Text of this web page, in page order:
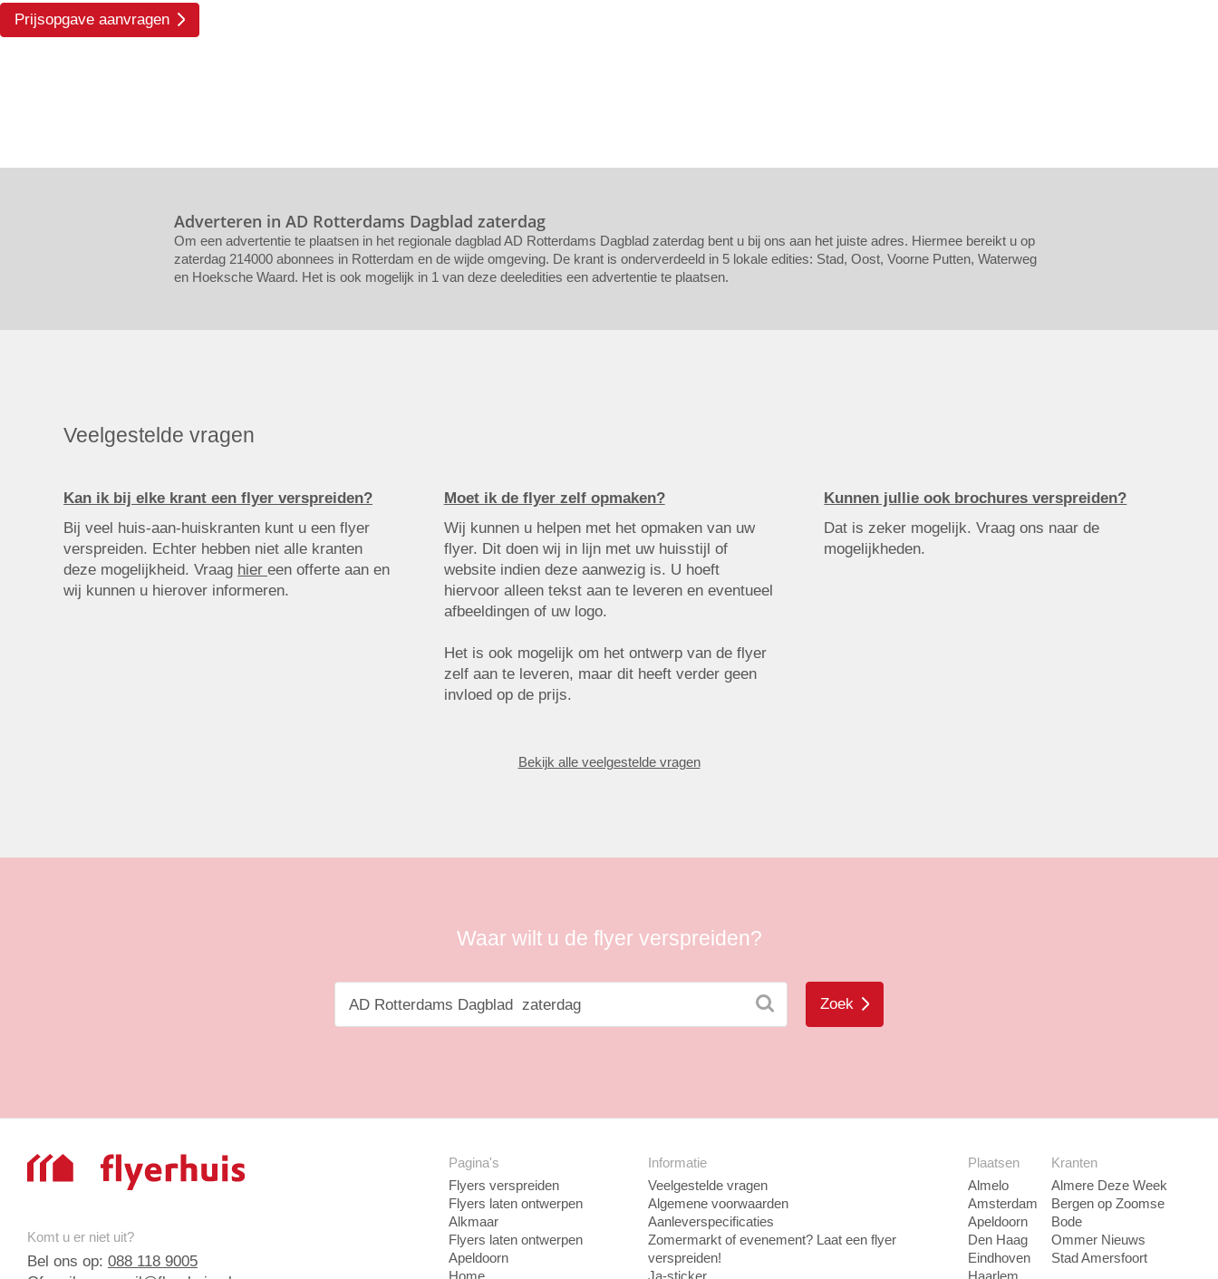
Prijsopgave aanvragen
Adverteren in AD Rotterdams Dagblad zaterdag
Om een advertentie te plaatsen in het regionale dagblad AD Rotterdams Dagblad zaterdag bent u bij ons aan het juiste adres. Hiermee bereikt u op
zaterdag 214000 abonnees in Rotterdam en de wijde omgeving. De krant is onderverdeeld in 5 lokale edities: Stad, Oost, Voorne Putten, Waterweg
en Hoeksche Waard. Het is ook mogelijk in 1 van deze deeledities een advertentie te plaatsen.
Veelgestelde vragen
Kan ik bij elke krant een flyer verspreiden?
Bij veel huis-aan-huiskranten kunt u een flyer
verspreiden. Echter hebben niet alle kranten
deze mogelijkheid. Vraag hier een offerte aan en
wij kunnen u hierover informeren.
Moet ik de flyer zelf opmaken?
Wij kunnen u helpen met het opmaken van uw
flyer. Dit doen wij in lijn met uw huisstijl of
website indien deze aanwezig is. U hoeft
hiervoor alleen tekst aan te leveren en eventueel
afbeeldingen of uw logo.
Het is ook mogelijk om het ontwerp van de flyer
zelf aan te leveren, maar dit heeft verder geen
invloed op de prijs.
Kunnen jullie ook brochures verspreiden?
Dat is zeker mogelijk. Vraag ons naar de
mogelijkheden.
Bekijk alle veelgestelde vragen
Waar wilt u de flyer verspreiden?
Zoek
Komt u er niet uit?
Bel ons op: 088 118 9005
Pagina's
Flyers verspreiden
Flyers laten ontwerpen
Alkmaar
Flyers laten ontwerpen
Apeldoorn
Home
Informatie
Veelgestelde vragen
Algemene voorwaarden
Aanleverspecificaties
Zomermarkt of evenement? Laat een flyer
verspreiden!
Ja-sticker
Plaatsen
Almelo
Amsterdam
Apeldoorn
Den Haag
Eindhoven
Haarlem
Kranten
Almere Deze Week
Bergen op Zoomse
Bode
Ommer Nieuws
Stad Amersfoort